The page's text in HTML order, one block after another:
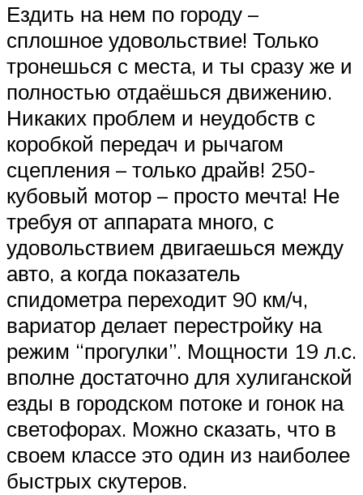
Ездить на нем по городу –
сплошное удовольствие! Только
тронешься с места, и ты сразу же и
полностью отдаёшься движению.
Никаких проблем и неудобств с
коробкой передач и рычагом
сцепления – только драйв! 250-
кубовый мотор – просто мечта! Не
требуя от аппарата много, с
удовольствием двигаешься между
авто, а когда показатель
спидометра переходит 90 км/ч,
вариатор делает перестройку на
режим “прогулки”. Мощности 19 л.с.
вполне достаточно для хулиганской
езды в городском потоке и гонок на
светофорах. Можно сказать, что в
своем классе это один из наиболее
быстрых скутеров.